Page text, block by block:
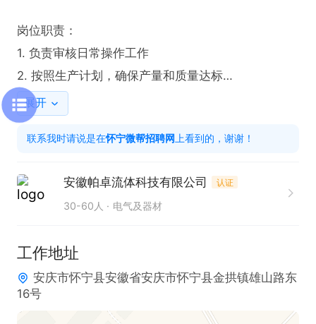
岗位职责：
1. 负责审核日常操作工作
2. 按照生产计划，确保产量和质量达标
福利待遇：长白班，五险一金，免费工作餐，节假日
福利，月绩效奖，年终奖，不定期团建
感兴趣的话，请投递简历后直接拨打电话联系吧!
展开
联系我时请说是在怀宁微帮招聘网 上看到的，谢谢！
安徽帕卓流体科技有限公司 认证
30-60人 电气及器材
工作地址
安庆市怀宁县安徽省安庆市怀宁县金拱镇雄山路东
16号